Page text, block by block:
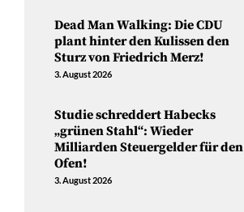
Dead Man Walking: Die CDU
plant hinter den Kulissen den
Sturz von Friedrich Merz!
3. August 2026
Studie schreddert Habecks
„grünen Stahl“: Wieder
Milliarden Steuergelder für den
Ofen!
3. August 2026